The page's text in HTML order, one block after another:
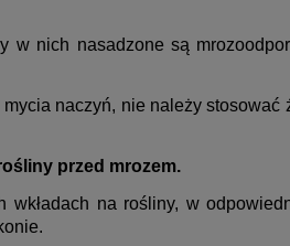
w nich nasadzone są
naczyń, nie należy stosować
przed mrozem.
na rośliny, w